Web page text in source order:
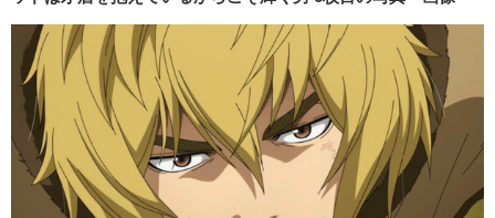
ビジネス
書評 イベント
ゲーム 座談会
アニメ 映画/ドラマ
アニメ！アニメ！TV ABEMA Cafe
連載・コラム